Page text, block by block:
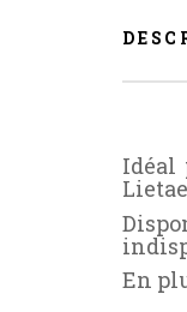
Idéal
En